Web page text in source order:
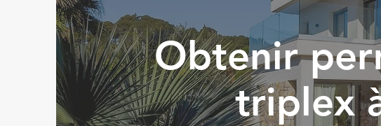
Obtenir
triplex